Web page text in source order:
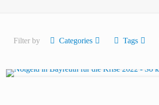
Filter by Categories Tags